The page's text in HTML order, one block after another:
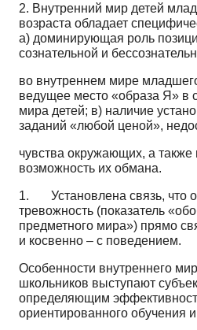
2. Внутренний мир детей
возраста обладает
а) доминирующая роль
сознательной и
во внутреннем мире
ведущее место «образа Я» в
мира детей; в) наличие
заданий «любой ценой»,
чувства окружающих, а
возможность их обмана.
1. Установлена связь, что
тревожность (показатель
предметного мира») прямо
и косвенно – с поведением.
Особенности внутреннего
школьников выступают
определяющим
ориентированного обучения